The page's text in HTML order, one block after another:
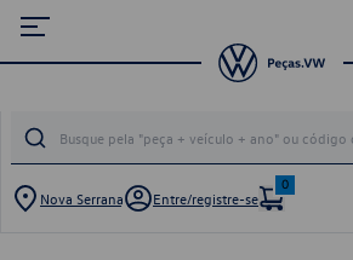
Nova Serrana Entre/registre-se
0